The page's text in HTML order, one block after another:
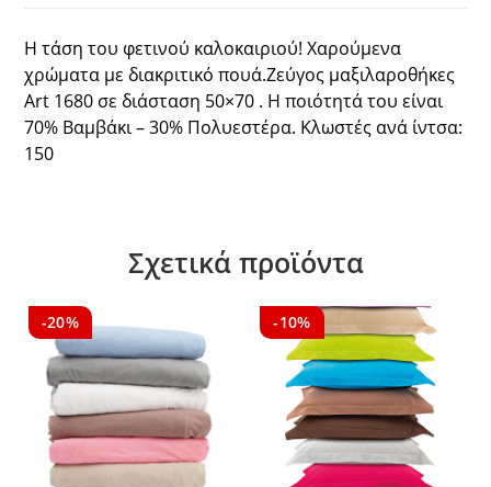
Η τάση του φετινού καλοκαιριού! Χαρούμενα
χρώματα με διακριτικό πουά.Ζεύγος μαξιλαροθήκες
Art 1680 σε διάσταση 50×70 . Η ποιότητά του είναι
70% Βαμβάκι – 30% Πολυεστέρα. Κλωστές ανά ίντσα:
150
Σχετικά προϊόντα
-20% -10%